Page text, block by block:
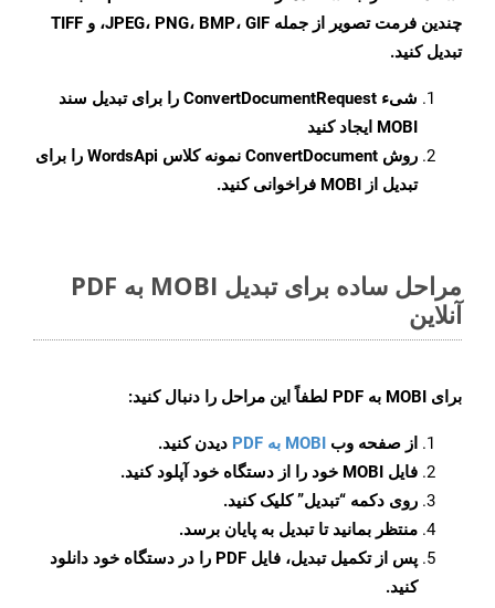
چندین فرمت تصویر از جمله JPEG، PNG، BMP، GIF، و TIFF
تبدیل کنید.
شیء ConvertDocumentRequest را برای تبدیل سند
MOBI ایجاد کنید
روش ConvertDocument
نمونه کلاس WordsApi را برای
تبدیل از MOBI فراخوانی کنید.
مراحل ساده برای تبدیل MOBI به PDF
آنلاین
برای MOBI به PDF لطفاً این مراحل را دنبال کنید:
از صفحه وب MOBI به PDF
دیدن کنید.
فایل MOBI خود را از دستگاه خود آپلود کنید.
روی دکمه “تبدیل”کلیک کنید.
منتظر بمانید تا تبدیل به پایان برسد.
پس از تکمیل تبدیل، فایل PDF را در دستگاه خود دانلود
کنید.